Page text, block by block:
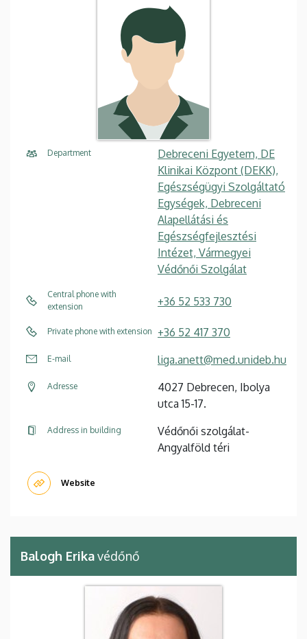
Department
Debreceni Egyetem, DE
Klinikai Központ (DEKK),
Egészségügyi Szolgáltató
Egységek, Debreceni
Alapellátási és
Egészségfejlesztési
Intézet, Vármegyei
Védőnői Szolgálat
Central phone with
extension
+36 52 533 730
Private phone with extension +36 52 417 370
E-mail liga.anett@med.unideb.hu
Adresse
4027 Debrecen, Ibolya
utca 15-17.
Address in building
Védőnői szolgálat-
Angyalföld téri
Website
Balogh Erikavédőnő